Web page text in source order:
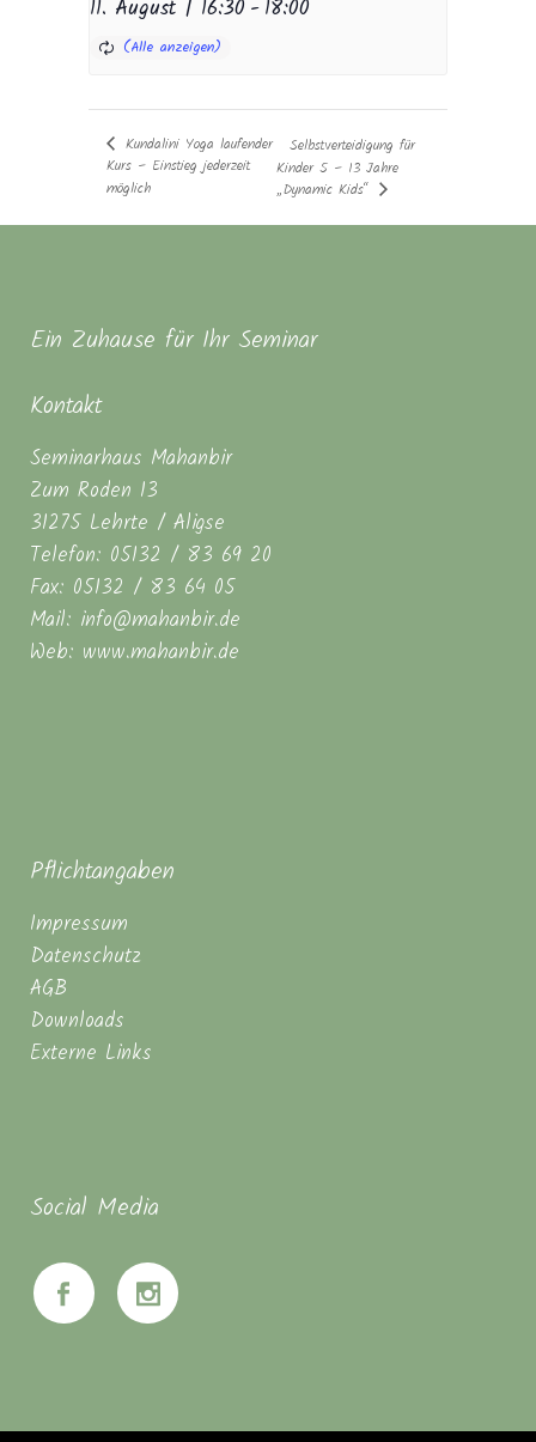
11. August | 16:30 -18:00
Kundalini Yoga laufender
Kurs – Einstieg jederzeit
möglich
Selbstverteidigung für
Kinder 5 – 13 Jahre
„Dynamic Kids“
Ein Zuhause für Ihr Seminar
Kontakt
Seminarhaus Mahanbir
Zum Roden 13
31275 Lehrte / Aligse
Telefon: 05132 / 83 69 20
Fax: 05132 / 83 64 05
Mail: info@mahanbir.de
Web: www.mahanbir.de
Pflichtangaben
Impressum
Datenschutz
AGB
Downloads
Externe Links
Social Media